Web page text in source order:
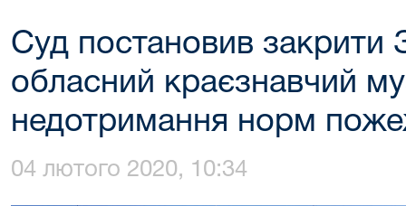
Суд постановив закрити
обласний краєзнавчий
недотримання норм
04 лютого 2020, 10:34